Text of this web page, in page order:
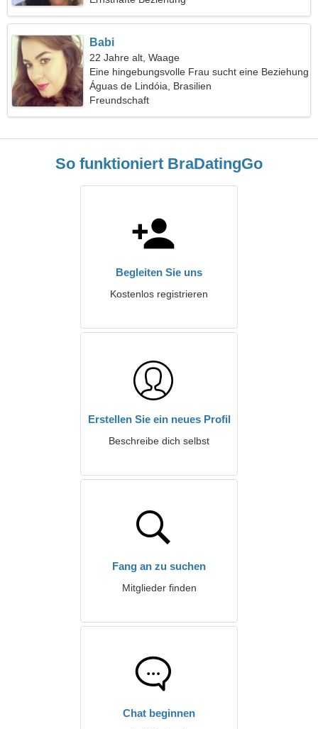
Babi
22 Jahre alt, Waage
Eine hingebungsvolle Frau sucht eine Beziehung
Águas de Lindóia, Brasilien
Freundschaft
So funktioniert BraDatingGo
Begleiten Sie uns
Kostenlos registrieren
Erstellen Sie ein neues Profil
Beschreibe dich selbst
Fang an zu suchen
Mitglieder finden
Chat beginnen